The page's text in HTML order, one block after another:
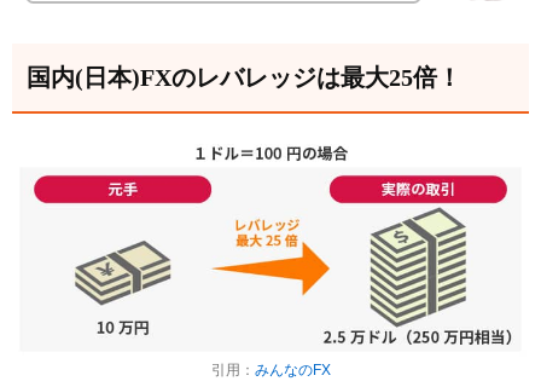
国内(日本)FXのレバレッジは最大25倍！
引用： みんなのFX